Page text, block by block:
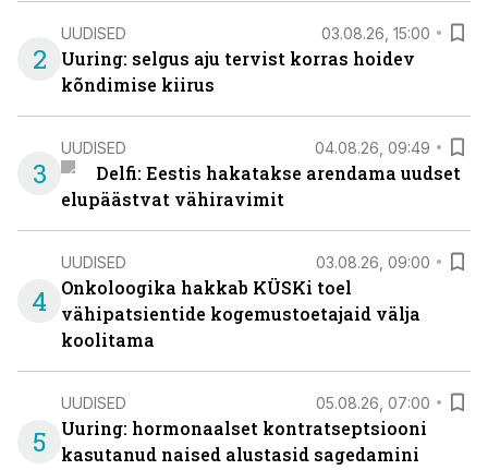
2
UUDISED 03.08.26, 15:00
Uuring: selgus aju tervist korras hoidev
kõndimise kiirus
3
UUDISED 04.08.26, 09:49
Delfi: Eestis hakatakse arendama uudset
elupäästvat vähiravimit
4
UUDISED 03.08.26, 09:00
Onkoloogika hakkab KÜSKi toel
vähipatsientide kogemustoetajaid välja
koolitama
5
UUDISED 05.08.26, 07:00
Uuring: hormonaalset kontratseptsiooni
kasutanud naised alustasid sagedamini